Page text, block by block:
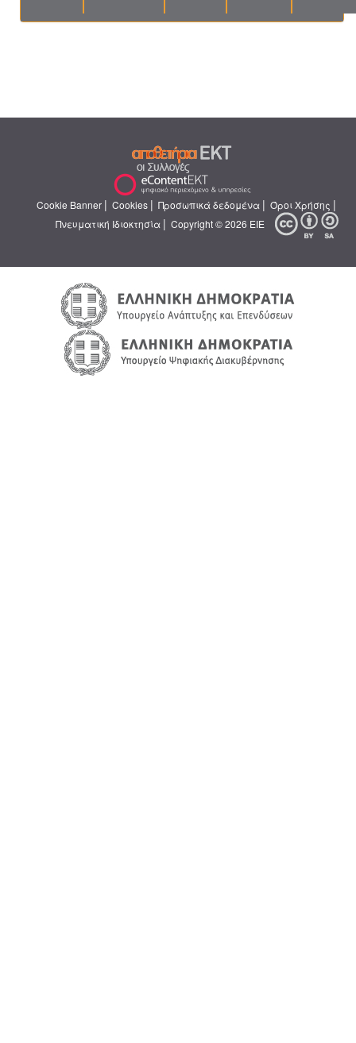
Cookie Banner | Cookies | Προσωπικά δεδομένα | Όροι Χρήσης |
Πνευματική Ιδιοκτησία | Copyright © 2026 ΕΙΕ